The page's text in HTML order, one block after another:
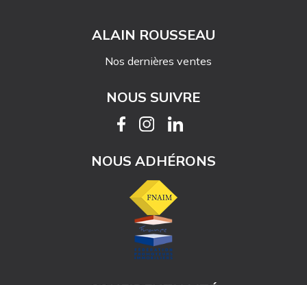
ALAIN ROUSSEAU
Nos dernières ventes
NOUS SUIVRE
NOUS ADHÉRONS